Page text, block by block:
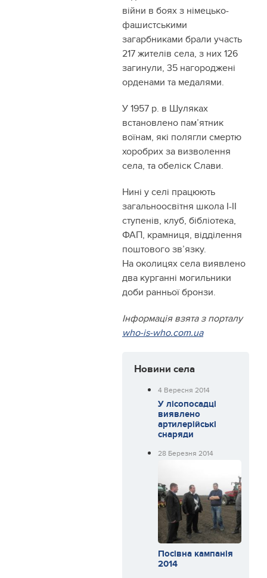
війни в боях з німецько-
фашистськими
загарбниками брали участь
217 жителів села, з них 126
загинули, 35 нагороджені
орденами та медалями.
У 1957 р. в Шуляках
встановлено пам’ятник
воїнам, які полягли смертю
хоробрих за визволення
села, та обеліск Слави.
Нині у селі працюють
загальноосвітня школа І-ІІ
ступенів, клуб, бібліотека,
ФАП, крамниця, відділення
поштового зв’язку.
На околицях села виявлено
два курганні могильники
доби ранньої бронзи.
Інформація взята з порталу
who-is-who.com.ua
Новини села
4 Вересня 2014
У лісопосадці
виявлено
артилерійські
снаряди
28 Березня 2014
Посівна кампанія
2014